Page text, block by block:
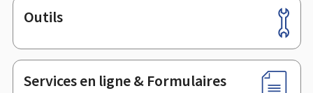
Pied
de
page
Outils
Services en ligne & Formulaires